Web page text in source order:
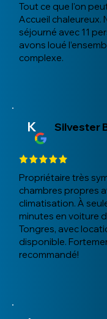
Tout ce que l'on
Accueil chaleureux.
séjourné avec 11
avons loué
complexe.
K Silvester
Propriétaire très
chambres propres
climatisation. À
minutes en voiture
Tongres, avec
disponible.
recommandé!